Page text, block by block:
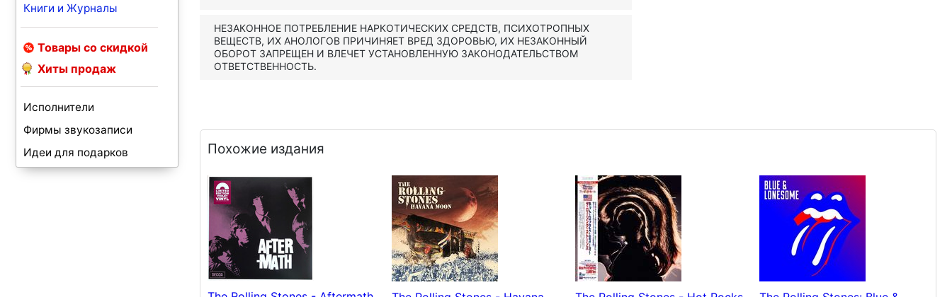
Книги и Журналы
Товары со скидкой
Хиты продаж
Исполнители
Фирмы звукозаписи
Идеи для подарков
НЕЗАКОННОЕ ПОТРЕБЛЕНИЕ НАРКОТИЧЕСКИХ СРЕДСТВ, ПСИХОТРОПНЫХ
ВЕЩЕСТВ, ИХ АНОЛОГОВ ПРИЧИНЯЕТ ВРЕД ЗДОРОВЬЮ, ИХ НЕЗАКОННЫЙ
ОБОРОТ ЗАПРЕЩЕН И ВЛЕЧЕТ УСТАНОВЛЕННУЮ ЗАКОНОДАТЕЛЬСТВОМ
ОТВЕТСТВЕННОСТЬ.
Похожие издания